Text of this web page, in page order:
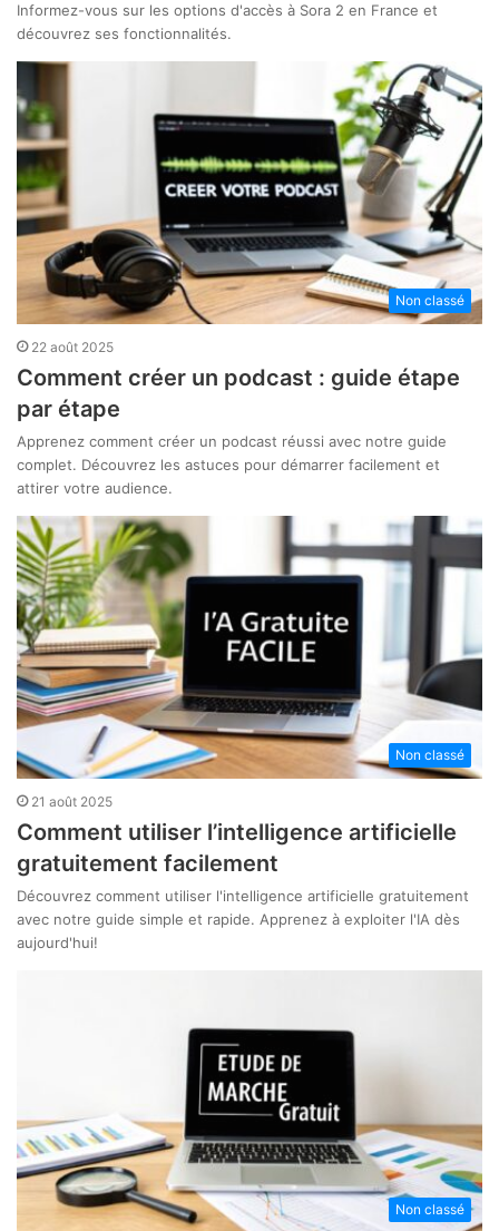
Informez-vous sur les options d'accès à Sora 2 en France et
découvrez ses fonctionnalités.
Non classé
22 août 2025
Comment créer un podcast : guide étape
par étape
Apprenez comment créer un podcast réussi avec notre guide
complet. Découvrez les astuces pour démarrer facilement et
attirer votre audience.
Non classé
21 août 2025
Comment utiliser l’intelligence artificielle
gratuitement facilement
Découvrez comment utiliser l'intelligence artificielle gratuitement
avec notre guide simple et rapide. Apprenez à exploiter l'IA dès
aujourd'hui!
Non classé